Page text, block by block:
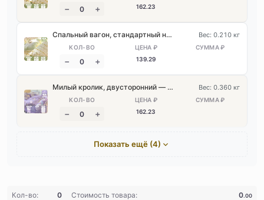
162.23
Спальный вагон, стандартный номер [набор из трёх предметов — 1 упаковка], утолщённая защита от загрязнений
139.29
Вес: 0.210 кг
Милый кролик, двусторонний — комплект из четырёх предметов для двух человек, 1 упаковка, подходит для комнаты с большой кроватью
162.23
Вес: 0.360 кг
Показать ещё (4)
Кол-во: 0 Стоимость товара: 0.00